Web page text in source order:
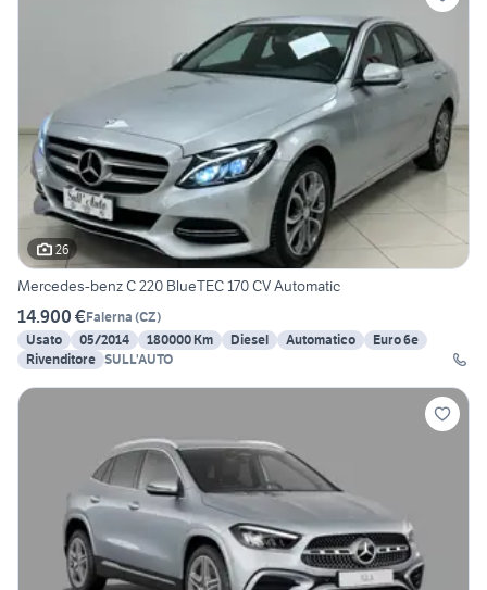
26
Mercedes-benz C 220 BlueTEC 170 CV Automatic
14.900 €Falerna (CZ)
Usato
05/2014 180000 Km Diesel Automatico
Euro 6e
Rivenditore SULL'AUTO